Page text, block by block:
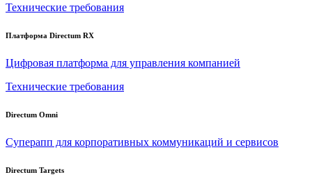
Технические требования
Платформа Directum RX
Цифровая платформа для управления компанией
Технические требования
Directum Omni
Суперапп для корпоративных коммуникаций и сервисов
Directum Targets